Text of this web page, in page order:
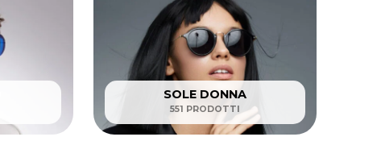
SOLE DONNA
551 PRODOTTI